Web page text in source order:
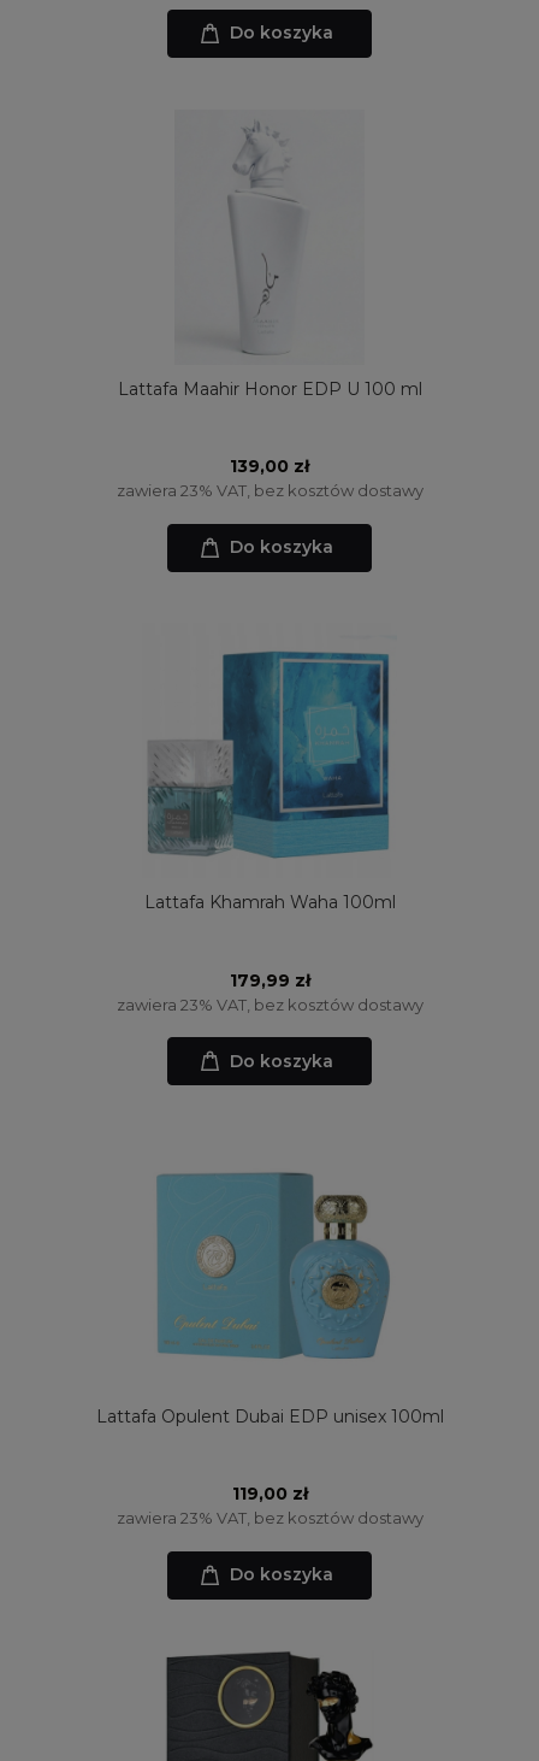
Do koszyka
Lattafa Maahir Honor EDP U 100 ml
139,00 zł
zawiera 23% VAT, bez kosztów dostawy
Do koszyka
Lattafa Khamrah Waha 100ml
179,99 zł
zawiera 23% VAT, bez kosztów dostawy
Do koszyka
Lattafa Opulent Dubai EDP unisex 100ml
119,00 zł
zawiera 23% VAT, bez kosztów dostawy
Do koszyka